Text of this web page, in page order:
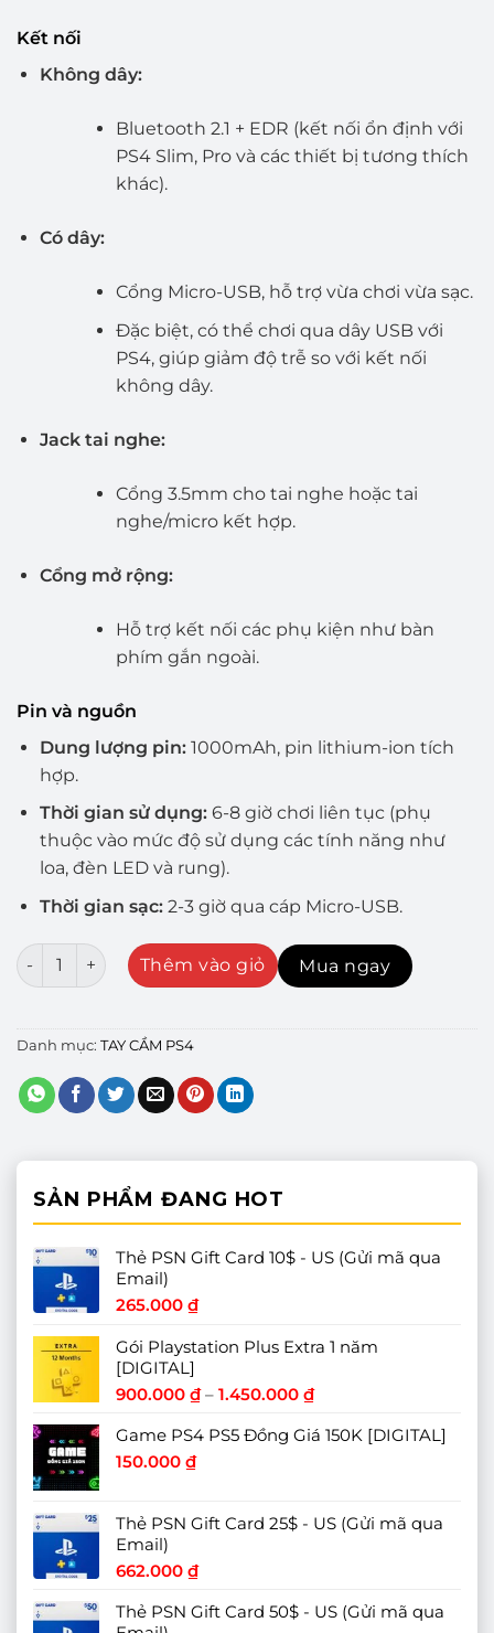
Kết nối
Không dây:
Bluetooth 2.1 + EDR (kết nối ổn định với
PS4 Slim, Pro và các thiết bị tương thích
khác).
Có dây:
Cổng Micro-USB, hỗ trợ vừa chơi vừa sạc.
Đặc biệt, có thể chơi qua dây USB với
PS4, giúp giảm độ trễ so với kết nối
không dây.
Jack tai nghe:
Cổng 3.5mm cho tai nghe hoặc tai
nghe/micro kết hợp.
Cổng mở rộng:
Hỗ trợ kết nối các phụ kiện như bàn
phím gắn ngoài.
Pin và nguồn
Dung lượng pin:1000mAh, pin lithium-ion tích
hợp.
Thời gian sử dụng:6-8 giờ chơi liên tục (phụ
thuộc vào mức độ sử dụng các tính năng như
loa, đèn LED và rung).
Thời gian sạc:2-3 giờ qua cáp Micro-USB.
Tay cầm PS4 Slim/Pro (Limited Xanh Ngọc) - LIKE NEW
Thêm vào giỏ Mua ngay
Danh mục: TAY CẦM PS4
SẢN PHẨM ĐANG HOT
Thẻ PSN Gift Card 10$ - US (Gửi mã qua
Email)
265.000 ₫
Gói Playstation Plus Extra 1 năm
[DIGITAL]
900.000 ₫ – 1.450.000 ₫Khoảng
từ
Game PS4 PS5 Đồng Giá 150K [DIGITAL]
150.000 ₫
Thẻ PSN Gift Card 25$ - US (Gửi mã qua
Email)
662.000 ₫
Thẻ PSN Gift Card 50$ - US (Gửi mã qua